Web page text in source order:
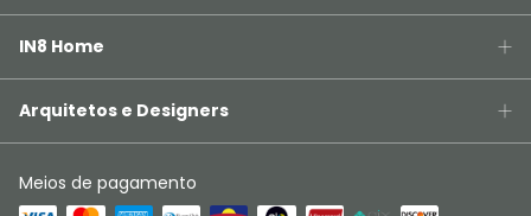
IN8 Home
Arquitetos e Designers
Meios de pagamento